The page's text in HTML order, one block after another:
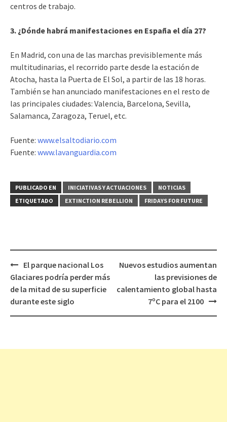
centros de trabajo.
3. ¿Dónde habrá manifestaciones en España el día 27?
En Madrid, con una de las marchas previsiblemente más
multitudinarias, el recorrido parte desde la estación de
Atocha, hasta la Puerta de El Sol, a partir de las 18 horas.
También se han anunciado manifestaciones en el resto de
las principales ciudades: Valencia, Barcelona, Sevilla,
Salamanca, Zaragoza, Teruel, etc.
Fuente: www.elsaltodiario.com
Fuente: www.lavanguardia.com
PUBLICADO EN INICIATIVAS Y ACTUACIONES
NOTICIAS
ETIQUETADO
EXTINCTION REBELLION FRIDAYS FOR FUTURE
Navegación
de
entradas
El parque nacional Los
Glaciares podría perder más
de la mitad de su superficie
durante este siglo
Nuevos estudios aumentan
las previsiones de
calentamiento global hasta
7ºC para el 2100